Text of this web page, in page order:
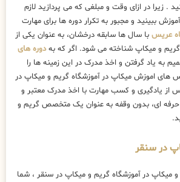
. زیرا در ازای وقت و مبلغی که می پردازید لازم
ببینید و مجبور به تکرار دوره ها برای مهارت
عریس با سال ها سابقه درخشان، به عنوان یکی از
و میکاپ شناخته می شود. اگر که بهدوره های
به یاد گرفتن و اخذ مدرک در این زمینه ها را
های اموزش میکاپ در آموزشگاه گریم و میکاپ در
یادگیری و کسب مهارت با اخذ مدرک معتبر و
حرفه ای، بدون وقفه به عنوان یک متخصص گریم و
در سنقر
میکاپ در آموزشگاه گریم و میکاپ در سنقر ، شما